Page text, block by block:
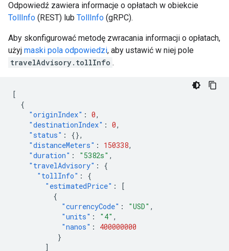
Odpowiedź zawiera informacje o opłatach w obiekcie
TollInfo (REST) lub TollInfo (gRPC).
Aby skonfigurować metodę zwracania informacji o opłatach,
użyj maski pola odpowiedzi, aby ustawić w niej pole
travelAdvisory.tollInfo .
[
{
"originIndex" : 0,
"destinationIndex" : 0,
"status" :
{},
"distanceMeters" : 150338,
"duration" : "5382s" ,
"travelAdvisory" :
{
"tollInfo" :
{
"estimatedPrice" :
[
{
"currencyCode" : "USD" ,
"units" : "4" ,
"nanos" :
400000000
}
]